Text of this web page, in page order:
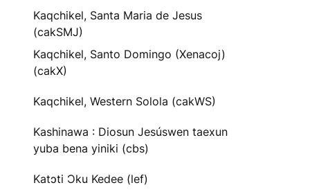
Kaqchikel, Santa Maria de Jesus
(cakSMJ)
Kaqchikel, Santo Domingo (Xenacoj)
(cakX)
Kaqchikel, Western Solola (cakWS)
Kashinawa : Diosun Jesúswen taexun
yuba bena yiniki (cbs)
Katɔti Ɔku Kedee (lef)